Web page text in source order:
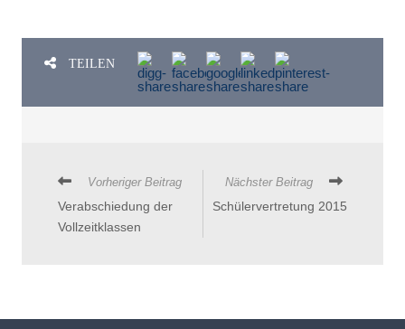
TEILEN
Vorheriger Beitrag
Verabschiedung der
Vollzeitklassen
Nächster Beitrag
Schülervertretung 2015